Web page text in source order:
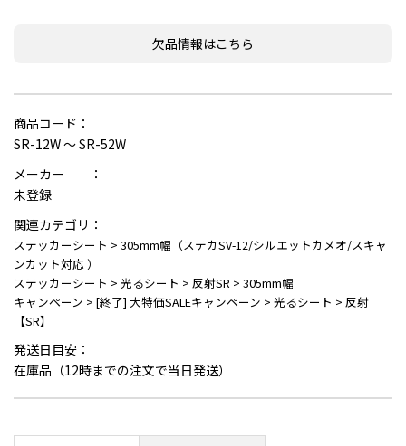
欠品情報はこちら
商品コード：
SR-12W ～ SR-52W
メーカー ：
未登録
関連カテゴリ：
ステッカーシート > 305mm幅（ステカSV-12/シルエットカメオ/スキャ
ンカット対応 ）
ステッカーシート > 光るシート > 反射SR > 305mm幅
キャンペーン > [終了] 大特価SALEキャンペーン > 光るシート > 反射
【SR】
発送日目安：
在庫品（12時までの注文で当日発送）